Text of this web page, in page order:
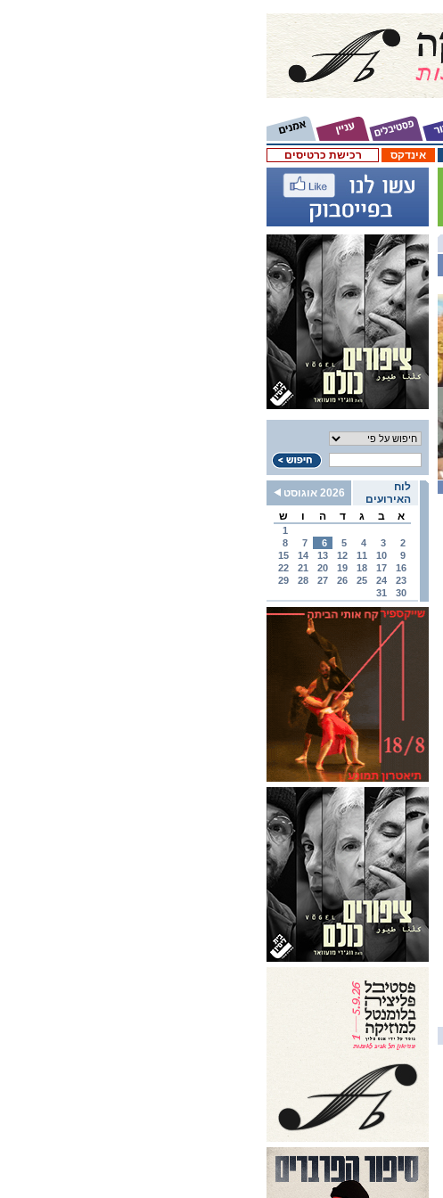
רכישת כרטיסים אינדקס
לוח
האירועים
2026 אוגוסט
א
ב ג ד ה ו ש
1
2
3
4
5
6
7
8
9
10
11
12
13
14
15
16
17
18
19
20
21
22
23
24
25
26
27
28
29
30
31